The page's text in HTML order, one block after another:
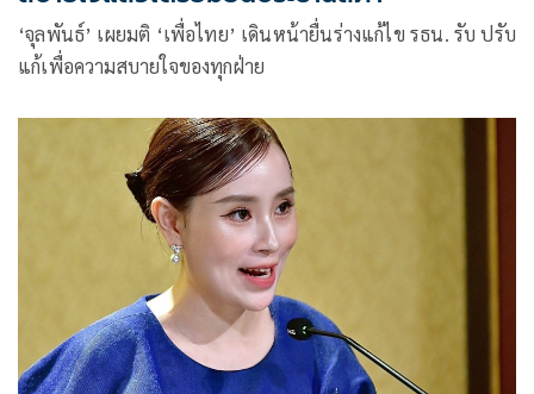
‘จุลพันธ์’ เผยมติ ‘เพื่อไทย’ เดินหน้ายื่นร่างแก้ไข รธน. รับ ปรับ
แก้เพื่อความสบายใจของทุกฝ่าย